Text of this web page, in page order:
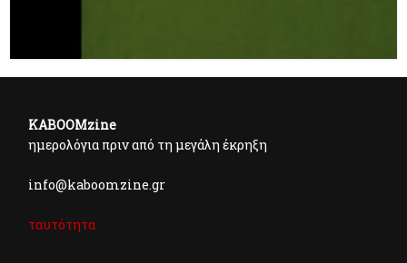
KABOOMzine
ημερολόγια πριν από τη μεγάλη έκρηξη
info@kaboomzine.gr
ταυτότητα